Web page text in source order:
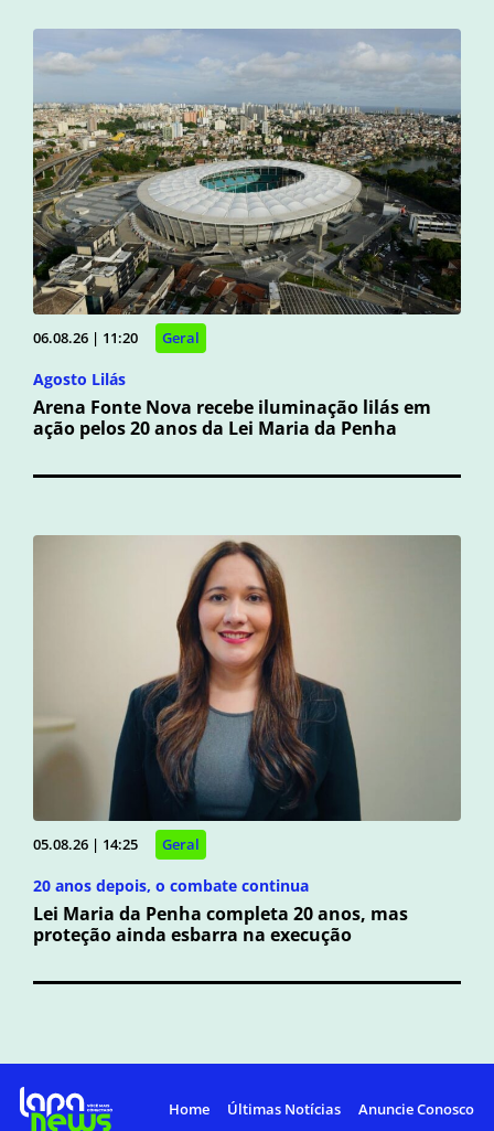
06.08.26 | 11:20 Geral
Agosto Lilás
Arena Fonte Nova recebe iluminação lilás em
ação pelos 20 anos da Lei Maria da Penha
05.08.26 | 14:25 Geral
20 anos depois, o combate continua
Lei Maria da Penha completa 20 anos, mas
proteção ainda esbarra na execução
Home Últimas Notícias Anuncie Conosco